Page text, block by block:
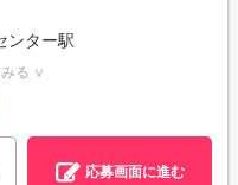
ンター駅
る ∨
応募画面に進む